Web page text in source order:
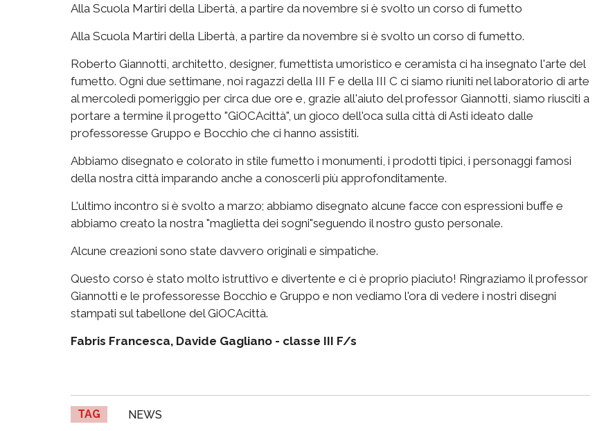
Alla Scuola Martiri della Libertà, a partire da novembre si è svolto un corso di fumetto
Alla Scuola Martiri della Libertà, a partire da novembre si è svolto un corso di fumetto.
Roberto Giannotti, architetto, designer, fumettista umoristico e ceramista ci ha insegnato l'arte del
fumetto. Ogni due settimane, noi ragazzi della III F e della III C ci siamo riuniti nel laboratorio di arte
al mercoledì pomeriggio per circa due ore e, grazie all'aiuto del professor Giannotti, siamo riusciti a
portare a termine il progetto "GiOCAcittà", un gioco dell'oca sulla città di Asti ideato dalle
professoresse Gruppo e Bocchio che ci hanno assistiti.
Abbiamo disegnato e colorato in stile fumetto i monumenti, i prodotti tipici, i personaggi famosi
della nostra città imparando anche a conoscerli più approfonditamente.
L'ultimo incontro si è svolto a marzo; abbiamo disegnato alcune facce con espressioni buffe e
abbiamo creato la nostra "maglietta dei sogni"seguendo il nostro gusto personale.
Alcune creazioni sono state davvero originali e simpatiche.
Questo corso è stato molto istruttivo e divertente e ci è proprio piaciuto! Ringraziamo il professor
Giannotti e le professoresse Bocchio e Gruppo e non vediamo l'ora di vedere i nostri disegni
stampati sul tabellone del GiOCAcittà.
Fabris Francesca, Davide Gagliano - classe III F/s
TAG NEWS